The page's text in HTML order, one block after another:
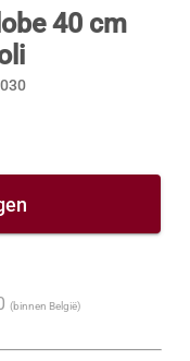
40 cm
(binnen België)